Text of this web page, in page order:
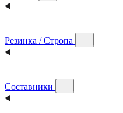
Резинка / Стропа
Составники